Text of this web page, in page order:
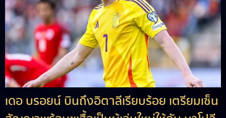
เดอ บรอยน์ บินถึงอิตาลีเรียบร้อย เตรียมเซ็น